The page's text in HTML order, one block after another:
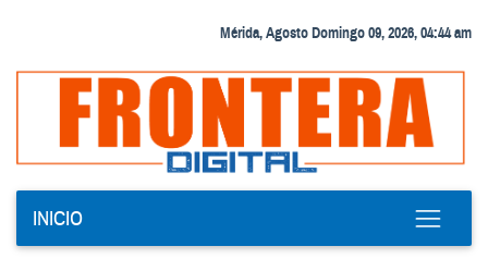
Mérida, Agosto Domingo 09, 2026, 04:44 am
INICIO